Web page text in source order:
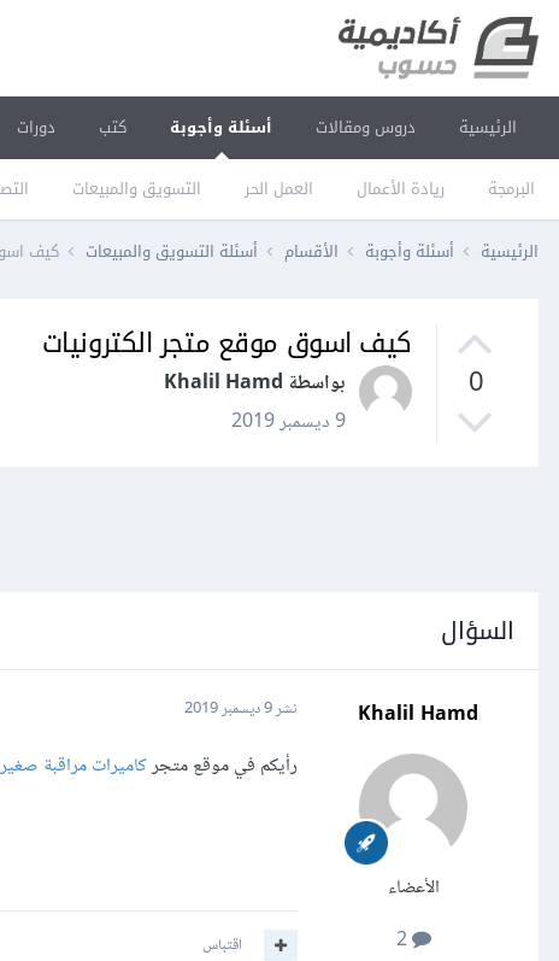
الرئيسية دروس ومقالات أسئلة وأجوبة
البرمجة ريادة الأعمال العمل الحر التسويق والمبيعات
كتب دورات
الرئيسية أسئلة وأجوبة الأقسام أسئلة التسويق والمبيعات كيف
0
كيف اسوق موقع متجر الكترونيات
بواسطة Khalil Hamd
9 ديسمبر 2019
السؤال
Khalil Hamd
الأعضاء
2
نشر9 ديسمبر 2019
رأيكم في موقع متجركاميرات مراقبة
اقتباس